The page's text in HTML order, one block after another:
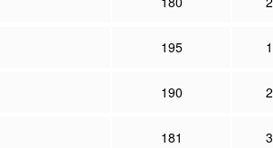
195 1
190 2
181 3